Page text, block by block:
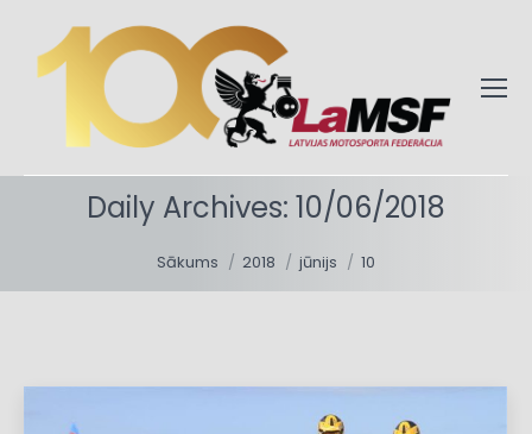
Daily Archives: 10/06/2018
Sākums 2018 jūnijs 10